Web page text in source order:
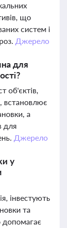
що
систем і
Джерело
для
об'єктів,
встановлює
а
для
Джерело
у
інвестують
та
допомагає